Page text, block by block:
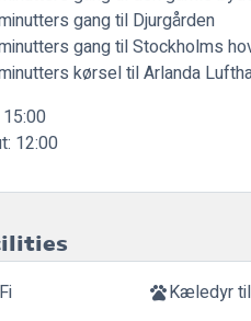
gang til Djurgården
gang til Stockholms
kørsel til Arlanda
15:00
12:00
petsKæledyr